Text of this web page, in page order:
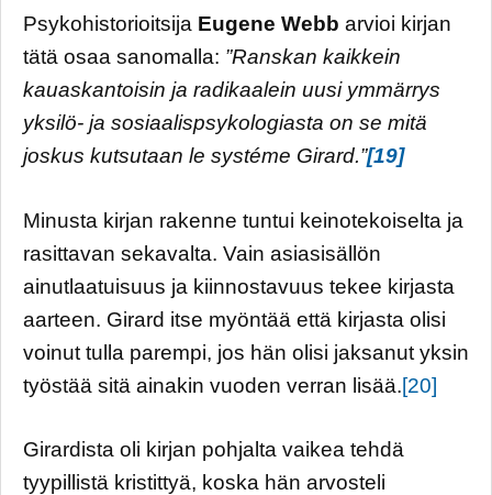
Psykohistorioitsija Eugene Webb arvioi kirjan
tätä osaa sanomalla: ”Ranskan kaikkein
kauaskantoisin ja radikaalein uusi ymmärrys
yksilö- ja sosiaalispsykologiasta on se mitä
joskus kutsutaan le systéme Girard.”[19]
Minusta kirjan rakenne tuntui keinotekoiselta ja
rasittavan sekavalta. Vain asiasisällön
ainutlaatuisuus ja kiinnostavuus tekee kirjasta
aarteen. Girard itse myöntää että kirjasta olisi
voinut tulla parempi, jos hän olisi jaksanut yksin
työstää sitä ainakin vuoden verran lisää.[20]
Girardista oli kirjan pohjalta vaikea tehdä
tyypillistä kristittyä, koska hän arvosteli